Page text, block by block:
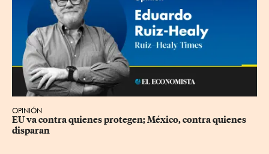
OPINIÓN
EU va contra quienes protegen; México, contra quienes
disparan